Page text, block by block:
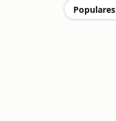
Populares